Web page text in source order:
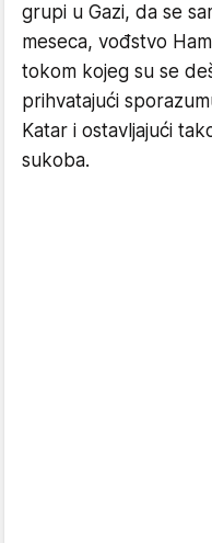
grupi u Gazi, da se
meseca, vođstvo
tokom kojeg su se
prihvatajući
Katar i ostavljajući
sukoba.